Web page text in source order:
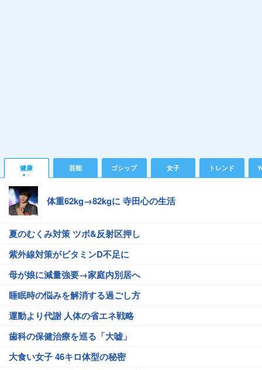
健康 芸能 ゴシップ 女子 トレンド
体重62kg→82kgに 寺田心の生活
夏のむくみ対策 ツボ&反射区押し
紫外線対策がビタミンD不足に
母が娘に減量強要→家庭内別居へ
睡眠時の悩みを解消する過ごし方
運動より代謝 人体の省エネ戦略
歯科の保健治療を巡る「大嘘」
大食い女子 46キロ体型の秘密